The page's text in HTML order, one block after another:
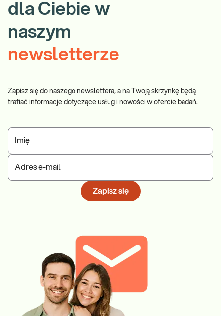
dla Ciebie w
naszym
newsletterze
Zapisz się do naszego newslettera, a na Twoją skrzynkę będą
trafiać informacje dotyczące usług i nowości w ofercie badań.
Imię
Adres e-mail
Zapisz się